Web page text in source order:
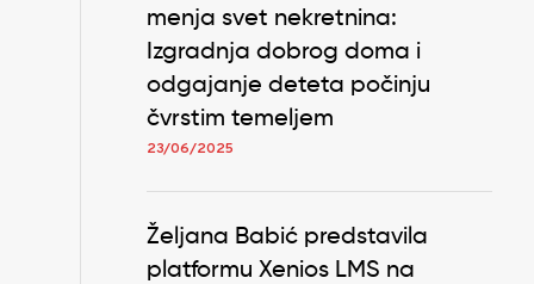
menja svet nekretnina:
Izgradnja dobrog doma i
odgajanje deteta počinju
čvrstim temeljem
23/06/2025
Željana Babić predstavila
platformu Xenios LMS na